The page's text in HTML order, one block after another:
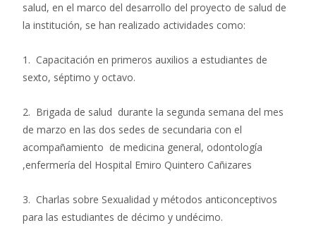
salud, en el marco del desarrollo del proyecto de salud de
la institución, se han realizado actividades como:
1. Capacitación en primeros auxilios a estudiantes de
sexto, séptimo y octavo.
2. Brigada de salud durante la segunda semana del mes
de marzo en las dos sedes de secundaria con el
acompañamiento de medicina general, odontología
,enfermería del Hospital Emiro Quintero Cañizares
3. Charlas sobre Sexualidad y métodos anticonceptivos
para las estudiantes de décimo y undécimo.